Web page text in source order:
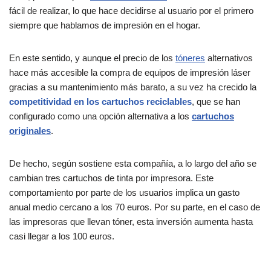
fácil de realizar, lo que hace decidirse al usuario por el primero
siempre que hablamos de impresión en el hogar.
En este sentido, y aunque el precio de los tóneres alternativos
hace más accesible la compra de equipos de impresión láser
gracias a su mantenimiento más barato, a su vez ha crecido la
competitividad en los cartuchos reciclables, que se han
configurado como una opción alternativa a los cartuchos
originales.
De hecho, según sostiene esta compañía, a lo largo del año se
cambian tres cartuchos de tinta por impresora. Este
comportamiento por parte de los usuarios implica un gasto
anual medio cercano a los 70 euros. Por su parte, en el caso de
las impresoras que llevan tóner, esta inversión aumenta hasta
casi llegar a los 100 euros.